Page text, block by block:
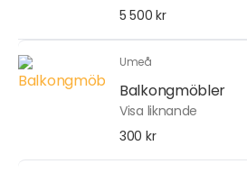
5 500 kr
Umeå
Balkongmöbler
Visa liknande
300 kr